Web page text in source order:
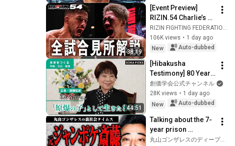
38:19
[Event Preview]
RIZIN.54 Charlie’s
Guide | Kleber Koike
vs. Kyoshin Akimoto
and More
RIZIN FIGHTING FEDERATION
106K views • 1 day ago
New
Auto-dubbed
44:51
[Hibakusha
Testimony] 80 Years
of Living as an
"Atomic Bomb
Survivor": Yuriko
Hirosh...
創価学会公式チャンネル
28K views • 1 day ago
New
Auto-dubbed
Talking about the 7-
year prison
sentence
丸山ゴンザレスのディープな世界